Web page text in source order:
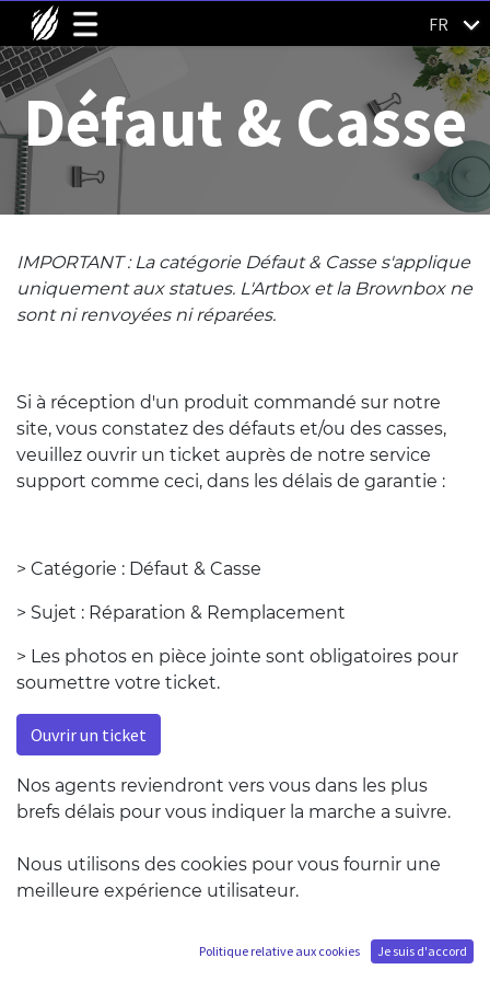
FR
Défaut & Casse
IMPORTANT : La catégorie Défaut & Casse s'applique
uniquement aux statues. L'Artbox et la Brownbox ne
sont ni renvoyées ni réparées.
Si à réception d'un produit commandé sur notre
site, vous constatez des défauts et/ou des casses,
veuillez ouvrir un ticket auprès de notre service
support comme ceci, dans les délais de garantie :
> Catégorie : Défaut & Casse
> Sujet : Réparation & Remplacement
> Les photos en pièce jointe sont obligatoires pour
soumettre votre ticket.
Ouvrir un ticket
Nos agents reviendront vers vous dans les plus
brefs délais pour vous indiquer la marche a suivre.
Si le produit a été commandé chez un revendeur,
merci de le contacter directement.
Garantiepour
Nous utilisons des cookies pour vous fournir une
meilleure expérience utilisateur.
Politique relative aux cookies Je suis d'accord